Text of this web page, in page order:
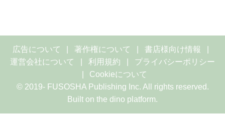
広告について 著作権について
書店様向け情報
運営会社について
利用規約
プライバシーポリシー
Cookieについて
© 2019- FUSOSHA Publishing Inc. All rights reserved.
Built on the dino platform.